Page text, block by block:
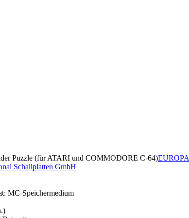
Puzzle (für ATARI und COMMODORE C-64)EUROPA
Schallplatten GmbH
MC-Speichermedium